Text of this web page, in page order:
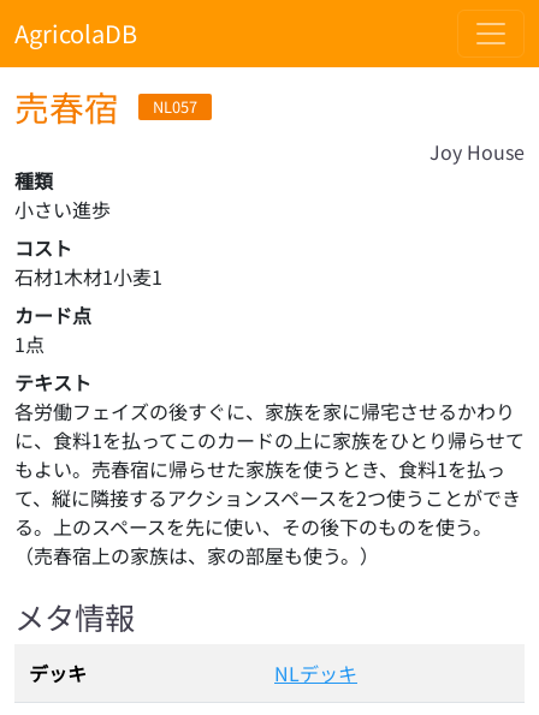
AgricolaDB
売春宿 NL057
Joy House
種類
小さい進歩
コスト
石材1木材1小麦1
カード点
1点
テキスト
各労働フェイズの後すぐに、家族を家に帰宅させるかわり
に、食料1を払ってこのカードの上に家族をひとり帰らせて
もよい。売春宿に帰らせた家族を使うとき、食料1を払っ
て、縦に隣接するアクションスペースを2つ使うことができ
る。上のスペースを先に使い、その後下のものを使う。
（売春宿上の家族は、家の部屋も使う。）
メタ情報
デッキ NLデッキ